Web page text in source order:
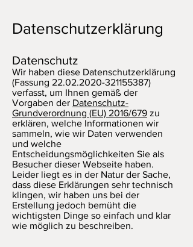
Datenschutzerklärung
Datenschutz
Wir haben diese Datenschutzerklärung
(Fassung 22.02.2020-321155387)
verfasst, um Ihnen gemäß der
Vorgaben der Datenschutz-
Grundverordnung (EU) 2016/679 zu
erklären, welche Informationen wir
sammeln, wie wir Daten verwenden
und welche
Entscheidungsmöglichkeiten Sie als
Besucher dieser Webseite haben.
Leider liegt es in der Natur der Sache,
dass diese Erklärungen sehr technisch
klingen, wir haben uns bei der
Erstellung jedoch bemüht die
wichtigsten Dinge so einfach und klar
wie möglich zu beschreiben.